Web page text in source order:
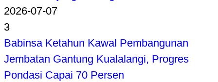
2026-07-07
3
Babinsa Ketahun Kawal Pembangunan
Jembatan Gantung Kualalangi, Progres
Pondasi Capai 70 Persen